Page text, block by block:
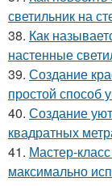
светильник на
38. Как
настенные
39. Создание
простой способ
40. Создание
квадратных
41. Мастер-
максимально